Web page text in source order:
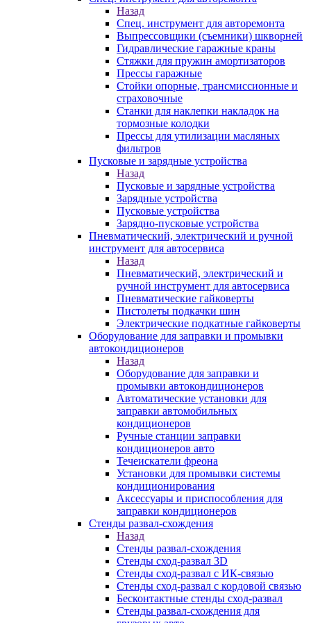
Назад
Спец. инструмент для авторемонта
Выпрессовщики (съемники) шкворней
Гидравлические гаражные краны
Стяжки для пружин амортизаторов
Прессы гаражные
Стойки опорные, трансмиссионные и
страховочные
Станки для наклепки накладок на
тормозные колодки
Прессы для утилизации масляных
фильтров
Пусковые и зарядные устройства
Назад
Пусковые и зарядные устройства
Зарядные устройства
Пусковые устройства
Зарядно-пусковые устройства
Пневматический, электрический и ручной
инструмент для автосервиса
Назад
Пневматический, электрический и
ручной инструмент для автосервиса
Пневматические гайковерты
Пистолеты подкачки шин
Электрические подкатные гайковерты
Оборудование для заправки и промывки
автокондиционеров
Назад
Оборудование для заправки и
промывки автокондиционеров
Автоматические установки для
заправки автомобильных
кондиционеров
Ручные станции заправки
кондиционеров авто
Течеискатели фреона
Установки для промывки системы
кондиционирования
Аксессуары и приспособления для
заправки кондиционеров
Стенды развал-схождения
Назад
Стенды развал-схождения
Стенды сход-развал 3D
Стенды сход-развал с ИК-связью
Стенды сход-развал с кордовой связью
Бесконтактные стенды сход-развал
Стенды развал-схождения для